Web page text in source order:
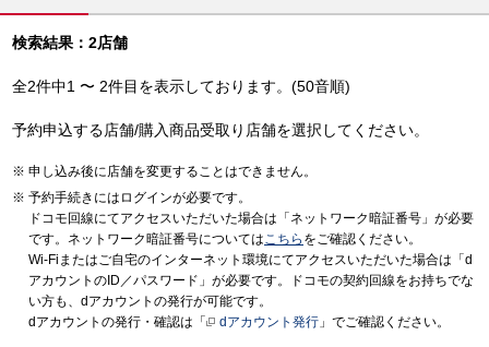
検索結果：2店舗
全2件中1 〜 2件目を表示しております。(50音順)
予約申込する店舗/購入商品受取り店舗を選択してください。
申し込み後に店舗を変更することはできません。
予約手続きにはログインが必要です。
ドコモ回線にてアクセスいただいた場合は「ネットワーク暗証番号」が必要
です。ネットワーク暗証番号についてはこちら をご確認ください。
Wi-Fiまたはご自宅のインターネット環境にてアクセスいただいた場合は「d
アカウントのID／パスワード」が必要です。ドコモの契約回線をお持ちでな
い方も、dアカウントの発行が可能です。
dアカウントの発行・確認は「
dアカウント発行 」でご確認ください。